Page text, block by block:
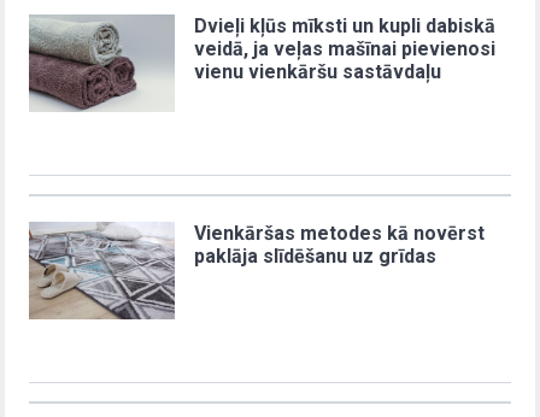
Dvieļi kļūs mīksti un kupli dabiskā
veidā, ja veļas mašīnai pievienosi
vienu vienkāršu sastāvdaļu
Vienkāršas metodes kā novērst
paklāja slīdēšanu uz grīdas